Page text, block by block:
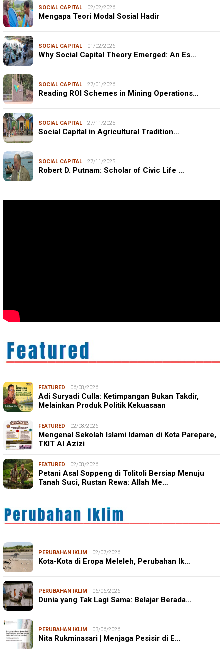
SOCIAL CAPITAL 02/02/2026
Mengapa Teori Modal Sosial Hadir
SOCIAL CAPITAL 01/02/2026
Why Social Capital Theory Emerged: An Es…
SOCIAL CAPITAL 27/01/2026
Reading ROI Schemes in Mining Operations…
SOCIAL CAPITAL 27/11/2025
Social Capital in Agricultural Tradition…
SOCIAL CAPITAL 27/11/2025
Robert D. Putnam: Scholar of Civic Life …
FEATURED 06/08/2026
Adi Suryadi Culla: Ketimpangan Bukan Takdir,
Melainkan Produk Politik Kekuasaan
FEATURED 02/08/2026
Mengenal Sekolah Islami Idaman di Kota Parepare,
TKIT Al Azizi
FEATURED 02/08/2026
Petani Asal Soppeng di Tolitoli Bersiap Menuju
Tanah Suci, Rustan Rewa: Allah Me…
PERUBAHAN IKLIM 02/07/2026
Kota-Kota di Eropa Meleleh, Perubahan Ik…
PERUBAHAN IKLIM 06/06/2026
Dunia yang Tak Lagi Sama: Belajar Berada…
PERUBAHAN IKLIM 03/06/2026
Nita Rukminasari | Menjaga Pesisir di E…